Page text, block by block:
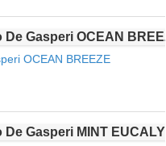
OCEAN BREEZE